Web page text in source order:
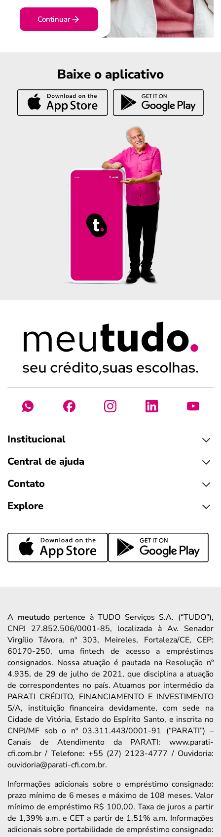
Continuar
Baixe o aplicativo
Institucional
Central de ajuda
Contato
Explore
A meutudopertence à TUDO Serviços S.A. (“TUDO”),
CNPJ 27.852.506/0001-85, localizada à Av. Senador
Virgílio Távora, nº 303, Meireles, Fortaleza/CE, CEP:
60170-250, uma fintech de acesso a empréstimos
consignados. Nossa atuação é pautada na Resolução nº
4.935, de 29 de julho de 2021, que disciplina a atuação
de correspondentes no país. Atuamos por intermédio da
PARATI CRÉDITO, FINANCIAMENTO E INVESTIMENTO
S/A, instituição financeira devidamente, com sede na
Cidade de Vitória, Estado do Espírito Santo, e inscrita no
CNPJ/MF sob o nº 03.311.443/0001-91 (“PARATI”) –
Canais de Atendimento da PARATI: www.parati-
cfi.com.br / Telefone: +55 (27) 2123-4777 / Ouvidoria:
ouvidoria@parati-cfi.com.br.
Informações adicionais sobre o empréstimo consignado:
prazo mínimo de 6 meses e máximo de 108 meses. Valor
mínimo de empréstimo R$ 100,00. Taxa de juros a partir
de 1,39% a.m. e CET a partir de 1,51% a.m. Informações
adicionais sobre portabilidade de empréstimo consignado: